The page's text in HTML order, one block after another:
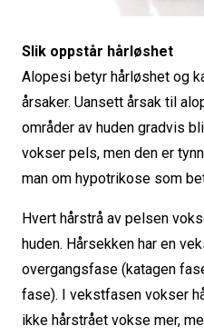
Slik oppstår hårløshet
Alopesi betyr hårløshet og
årsaker. Uansett årsak til
områder av huden gradvis
vokser pels, men den er
man om hypotrikose som
Hvert hårstrå av pelsen
huden. Hårsekken har en
overgangsfase (katagen
fase). I vekstfasen vokser
ikke hårstrået vokse mer,